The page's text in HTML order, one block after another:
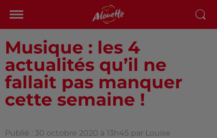
Musique : les 4
actualités qu’il ne
fallait pas manquer
cette semaine !
Publié : 30 octobre 2020 à 13h45 par Louise